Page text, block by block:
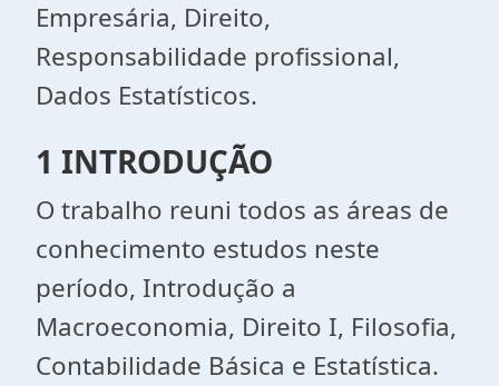
Empresária, Direito,
Responsabilidade profissional,
Dados Estatísticos.
1 INTRODUÇÃO
O trabalho reuni todos as áreas de
conhecimento estudos neste
período, Introdução a
Macroeconomia, Direito I, Filosofia,
Contabilidade Básica e Estatística.